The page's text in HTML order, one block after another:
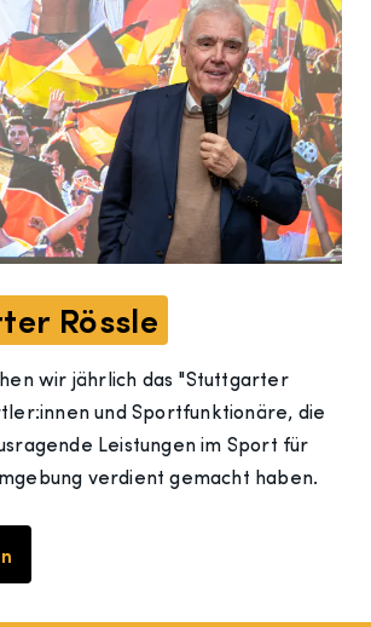
Rössle
wir jährlich das "Stuttgarter
und Sportfunktionäre, die
Leistungen im Sport für
verdient gemacht haben.